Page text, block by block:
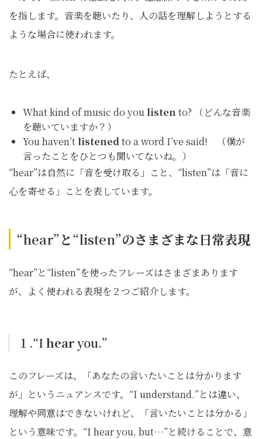
を指します。音楽を聴いたり、人の話を理解しようとする
ような場合に使われます。
たとえば、
What kind of music do you listen to? （どんな音楽
を聴いていますか？）
You haven’t listenedto a word I’ve said! （僕が
言ったことをひとつも聞いてないね。）
“hear”は自然に「音を受け取る」こと、“listen”は「音に
心を寄せる」ことを表しています。
“hear”と“listen”のさまざまな日常表現
“hear”と“listen”を使ったフレーズはさまざまあります
が、よく使われる表現を２つご紹介します。
１.“Ihearyou.”
このフレーズは、「あなたの言いたいことは分かります
が」というニュアンスです。“I understand.”とは違い、
理解や同意はできないけれど、「言いたいことは分かる」
という意味です。“I hear you, but…”と続けることで、意